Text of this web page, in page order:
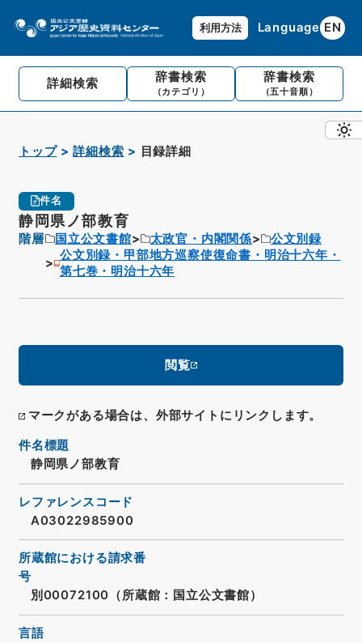
利用方法 Language EN
詳細検索 辞書検索
（カテゴリ）
辞書検索
（五十音順）
トップ 詳細検索 目録詳細
件名
静岡県ノ部教育
階層 国立公文書館 太政官・内閣関係
公文別録
公文別録・甲部地方巡察使復命書・明治十六年・
第七巻・明治十六年
閲覧
マークがある場合は、外部サイトにリンクします。
件名標題
静岡県ノ部教育
レファレンスコード
A03022985900
所蔵館における請求番
号
別00072100（所蔵館：国立公文書館）
言語